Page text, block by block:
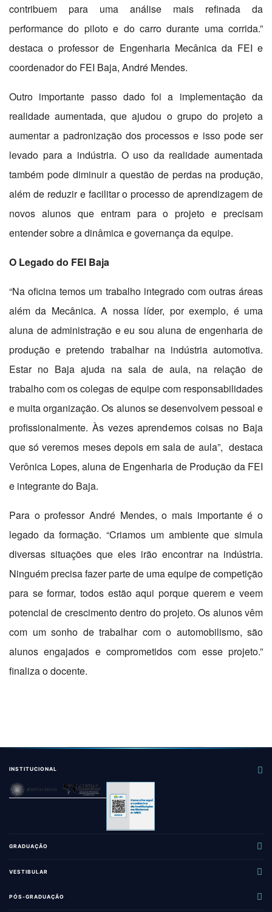
contribuem para uma análise mais refinada da
performance do piloto e do carro durante uma corrida.”
destaca o professor de Engenharia Mecânica da FEI e
coordenador do FEI Baja, André Mendes.
Outro importante passo dado foi a implementação da
realidade aumentada, que ajudou o grupo do projeto a
aumentar a padronização dos processos e isso pode ser
levado para a indústria. O uso da realidade aumentada
também pode diminuir a questão de perdas na produção,
além de reduzir e facilitar o processo de aprendizagem de
novos alunos que entram para o projeto e precisam
entender sobre a dinâmica e governança da equipe.
O Legado do FEI Baja
“Na oficina temos um trabalho integrado com outras áreas
além da Mecânica. A nossa líder, por exemplo, é uma
aluna de administração e eu sou aluna de engenharia de
produção e pretendo trabalhar na indústria automotiva.
Estar no Baja ajuda na sala de aula, na relação de
trabalho com os colegas de equipe com responsabilidades
e muita organização. Os alunos se desenvolvem pessoal e
profissionalmente. Às vezes aprendemos coisas no Baja
que só veremos meses depois em sala de aula”, destaca
Verônica Lopes, aluna de Engenharia de Produção da FEI
e integrante do Baja.
Para o professor André Mendes, o mais importante é o
legado da formação. “Criamos um ambiente que simula
diversas situações que eles irão encontrar na indústria.
Ninguém precisa fazer parte de uma equipe de competição
para se formar, todos estão aqui porque querem e veem
potencial de crescimento dentro do projeto. Os alunos vêm
com um sonho de trabalhar com o automobilismo, são
alunos engajados e comprometidos com esse projeto.”
finaliza o docente.
INSTITUCIONAL
GRADUAÇÃO
VESTIBULAR
PÓS-GRADUAÇÃO